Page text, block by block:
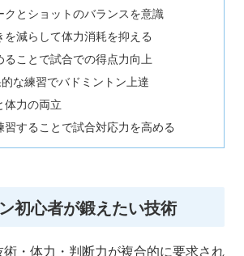
クとショットのバランスを意識
を減らして体力消耗を抑える
ることで試合での得点力向上
な練習でバドミントン上達
体力の両立
習することで試合対応力を高める
初心者が鍛えたい技術
・体力・判断力が複合的に要求され